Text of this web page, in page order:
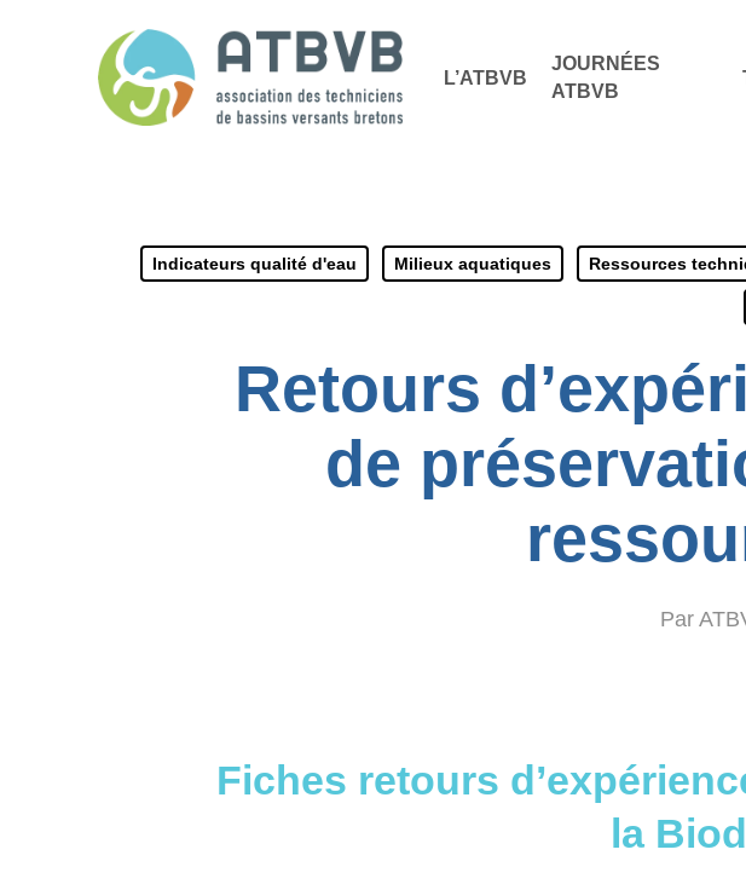
L’ATBVB
JOURNÉES
ATBVB
Indicateurs qualité d'eau Milieux aquatiques Ressources
Retours
de
Par
Fiches retours
la